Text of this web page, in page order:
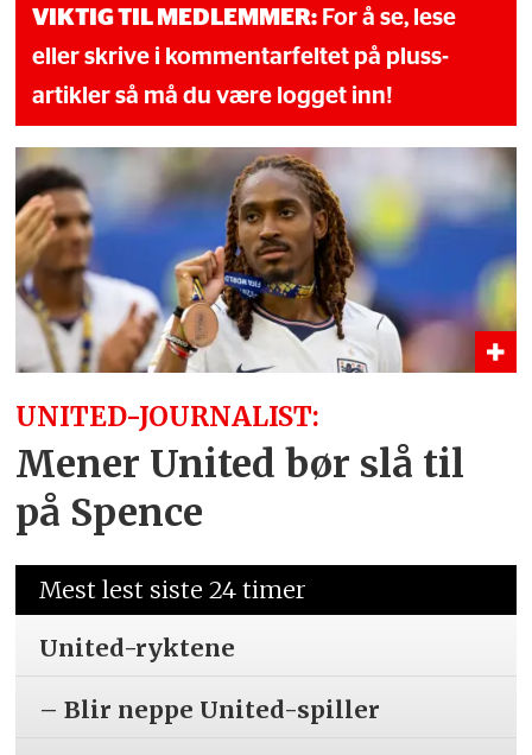
VIKTIG TIL MEDLEMMER: For å se, lese
eller skrive i kommentarfeltet på pluss-
artikler så må du være logget inn!
UNITED-JOURNALIST:
Mener United bør slå til
på Spence
Mest lest siste 24 timer
United-ryktene
– Blir neppe United-spiller